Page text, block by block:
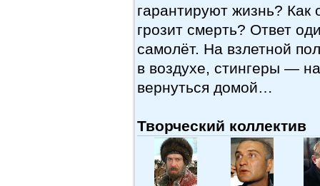
гарантируют жизнь? Как
грозит смерть? Ответ
самолёт. На взлетной
в воздухе, стингеры —
вернуться домой…
Творческий коллектив